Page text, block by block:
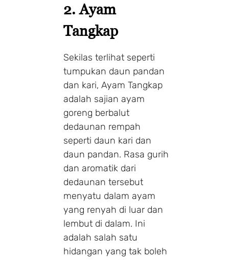
2. Ayam
Tangkap
Sekilas terlihat seperti
tumpukan daun pandan
dan kari, Ayam Tangkap
adalah sajian ayam
goreng berbalut
dedaunan rempah
seperti daun kari dan
daun pandan. Rasa gurih
dan aromatik dari
dedaunan tersebut
menyatu dalam ayam
yang renyah di luar dan
lembut di dalam. Ini
adalah salah satu
hidangan yang tak boleh